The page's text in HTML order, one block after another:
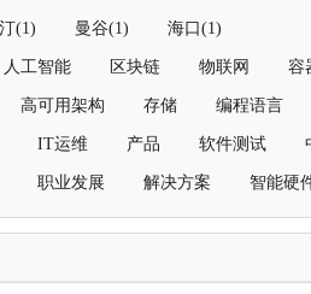
(1) 曼谷(1) 海口(1)
人工智能 区块链 物联网 容
高可用架构 存储 编程语言
IT运维 产品 软件测试
职业发展 解决方案 智能硬